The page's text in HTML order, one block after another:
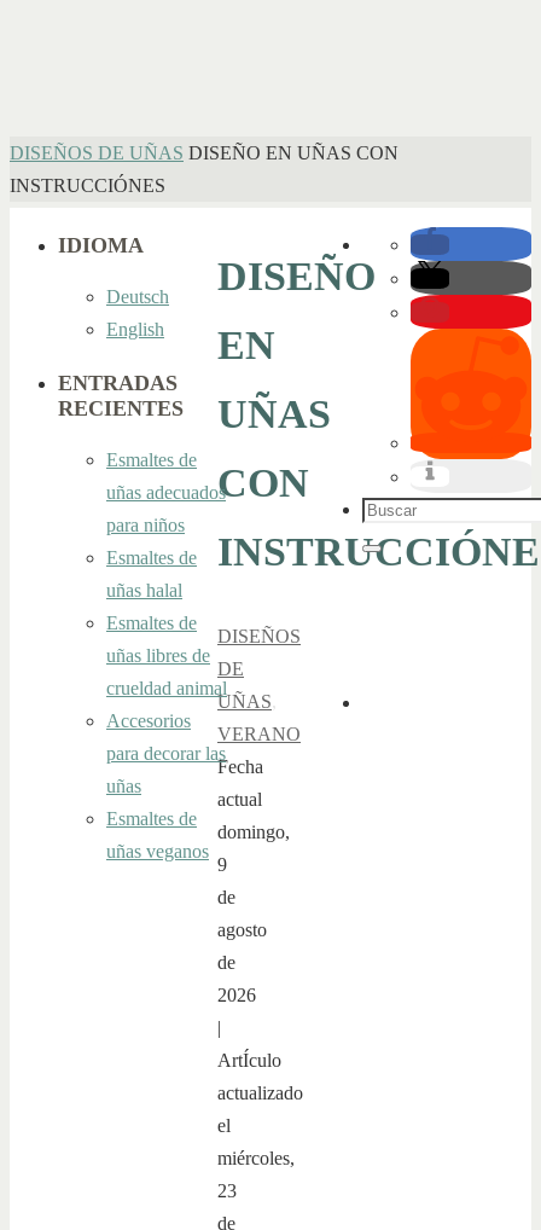
INICIO
DISEÑOS DE UÑAS DISEÑO EN UÑAS CON
INSTRUCCIÓNES
DISEÑO
EN
UÑAS
CON
DISEÑOS
DE
UÑAS,
VERANO
Fecha
actual
domingo,
9
de
agosto
de
2026
|
ArtÍculo
actualizado
el
miércoles,
23
de
IDIOMA
Deutsch
English
ENTRADAS
RECIENTES
Esmaltes de
uñas adecuados
para niños
Esmaltes de
uñas halal
Esmaltes de
uñas libres de
crueldad animal
Accesorios
para decorar las
uñas
Esmaltes de
uñas veganos
Buscar:
Buscar